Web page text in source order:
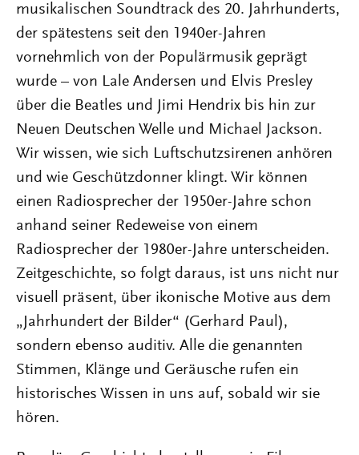
musikalischen Soundtrack des 20. Jahrhunderts,
der spätestens seit den 1940er-Jahren
vornehmlich von der Populärmusik geprägt
wurde – von Lale Andersen und Elvis Presley
über die Beatles und Jimi Hendrix bis hin zur
Neuen Deutschen Welle und Michael Jackson.
Wir wissen, wie sich Luftschutzsirenen anhören
und wie Geschützdonner klingt. Wir können
einen Radiosprecher der 1950er-Jahre schon
anhand seiner Redeweise von einem
Radiosprecher der 1980er-Jahre unterscheiden.
Zeitgeschichte, so folgt daraus, ist uns nicht nur
visuell präsent, über ikonische Motive aus dem
„Jahrhundert der Bilder“ (Gerhard Paul),
sondern ebenso auditiv. Alle die genannten
Stimmen, Klänge und Geräusche rufen ein
historisches Wissen in uns auf, sobald wir sie
hören.